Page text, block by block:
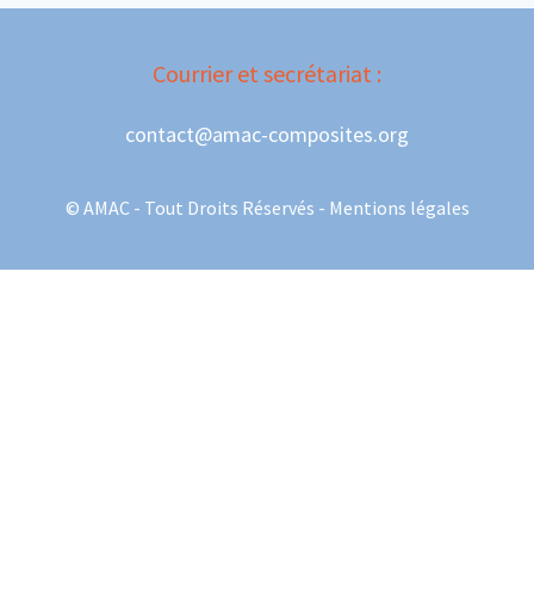
Courrier et secrétariat :
contact@amac-composites.org
© AMAC - Tout Droits Réservés - Mentions légales